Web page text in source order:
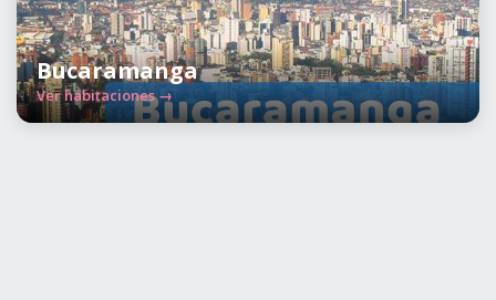
Bucaramanga
Ver habitaciones →